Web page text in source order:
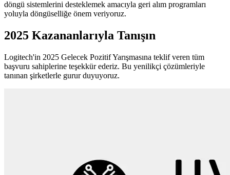
döngü sistemlerini desteklemek amacıyla geri alım programları
yoluyla döngüselliğe önem veriyoruz.
2025 Kazananlarıyla Tanışın
Logitech'in 2025 Gelecek Pozitif Yarışmasına teklif veren tüm
başvuru sahiplerine teşekkür ederiz. Bu yenilikçi çözümleriyle
tanınan şirketlerle gurur duyuyoruz.